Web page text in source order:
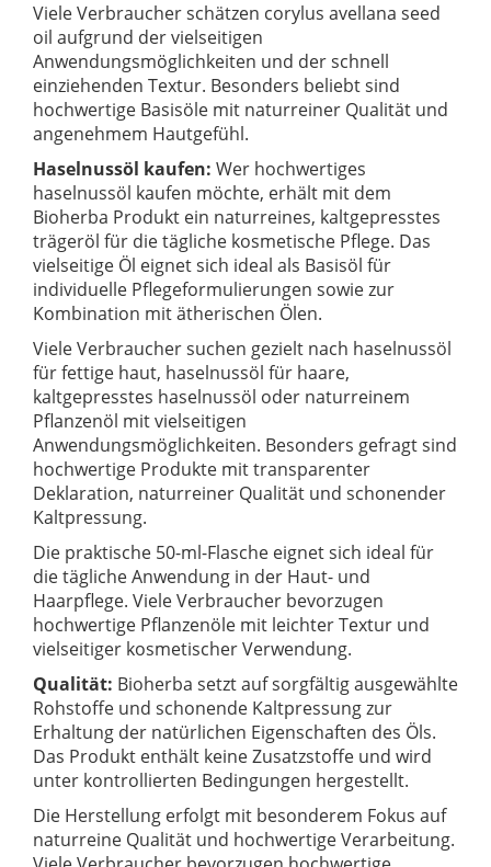
Viele Verbraucher schätzen corylus avellana seed
oil aufgrund der vielseitigen
Anwendungsmöglichkeiten und der schnell
einziehenden Textur. Besonders beliebt sind
hochwertige Basisöle mit naturreiner Qualität und
angenehmem Hautgefühl.
Haselnussöl kaufen: Wer hochwertiges
haselnussöl kaufen möchte, erhält mit dem
Bioherba Produkt ein naturreines, kaltgepresstes
trägeröl für die tägliche kosmetische Pflege. Das
vielseitige Öl eignet sich ideal als Basisöl für
individuelle Pflegeformulierungen sowie zur
Kombination mit ätherischen Ölen.
Viele Verbraucher suchen gezielt nach haselnussöl
für fettige haut, haselnussöl für haare,
kaltgepresstes haselnussöl oder naturreinem
Pflanzenöl mit vielseitigen
Anwendungsmöglichkeiten. Besonders gefragt sind
hochwertige Produkte mit transparenter
Deklaration, naturreiner Qualität und schonender
Kaltpressung.
Die praktische 50-ml-Flasche eignet sich ideal für
die tägliche Anwendung in der Haut- und
Haarpflege. Viele Verbraucher bevorzugen
hochwertige Pflanzenöle mit leichter Textur und
vielseitiger kosmetischer Verwendung.
Qualität: Bioherba setzt auf sorgfältig ausgewählte
Rohstoffe und schonende Kaltpressung zur
Erhaltung der natürlichen Eigenschaften des Öls.
Das Produkt enthält keine Zusatzstoffe und wird
unter kontrollierten Bedingungen hergestellt.
Die Herstellung erfolgt mit besonderem Fokus auf
naturreine Qualität und hochwertige Verarbeitung.